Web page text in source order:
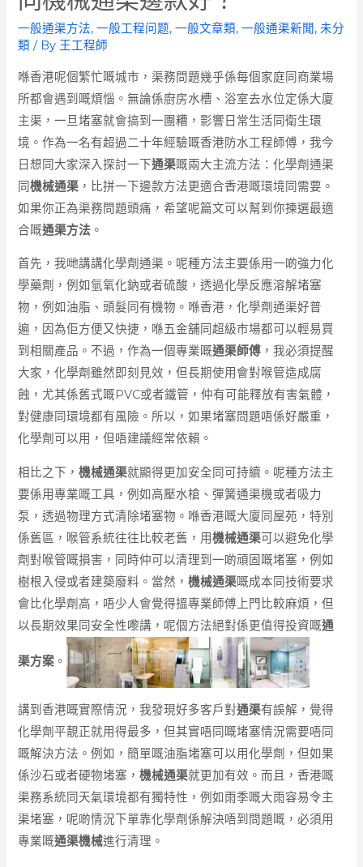
一般通渠方法,一般工程问题,一般文章類,一般通渠新聞,未分
類 / By 王工程師
喺香港呢個繁忙嘅城市，渠務問題幾乎係每個家庭同商業場
所都會遇到嘅煩惱。無論係廚房水槽、浴室去水位定係大廈
主渠，一旦堵塞就會搞到一團糟，影響日常生活同衛生環
境。作為一名有超過二十年經驗嘅香港防水工程師傅，我今
日想同大家深入探討一下通渠嘅兩大主流方法：化學劑通渠
同機械通渠 ，比拼一下邊款方法更適合香港嘅環境同需要。
如果你正為渠務問題頭痛，希望呢篇文可以幫到你揀選最適
合嘅通渠方法 。
首先，我哋講講化學劑通渠。呢種方法主要係用一啲強力化
學藥劑，例如氫氧化鈉或者硫酸，透過化學反應溶解堵塞
物，例如油脂、頭髮同有機物。喺香港，化學劑通渠好普
遍，因為佢方便又快捷，喺五金舖同超級市場都可以輕易買
到相關產品。不過，作為一個專業嘅通渠師傅 ，我必須提醒
大家，化學劑雖然即刻見效，但長期使用會對喉管造成腐
蝕，尤其係舊式嘅PVC或者鐵管，仲有可能釋放有害氣體，
對健康同環境都有風險。所以，如果堵塞問題唔係好嚴重，
化學劑可以用，但唔建議經常依賴。
相比之下，機械通渠就顯得更加安全同可持續。呢種方法主
要係用專業嘅工具，例如高壓水槍、彈簧通渠機或者吸力
泵，透過物理方式清除堵塞物。喺香港嘅大廈同屋苑，特別
係舊區，喉管系統往往比較老舊，用機械通渠可以避免化學
劑對喉管嘅損害，同時仲可以清理到一啲頑固嘅堵塞，例如
樹根入侵或者建築廢料。當然，機械通渠嘅成本同技術要求
會比化學劑高，唔少人會覺得搵專業師傅上門比較麻煩，但
以長期效果同安全性嚟講，呢個方法絕對係更值得投資嘅通
渠方案 。
講到香港嘅實際情況，我發現好多客戶對通渠有誤解，覺得
化學劑平靚正就用得最多，但其實唔同嘅堵塞情況需要唔同
嘅解決方法。例如，簡單嘅油脂堵塞可以用化學劑，但如果
係沙石或者硬物堵塞，機械通渠就更加有效。而且，香港嘅
渠務系統同天氣環境都有獨特性，例如雨季嘅大雨容易令主
渠堵塞，呢啲情況下單靠化學劑係解決唔到問題嘅，必須用
專業嘅通渠機械進行清理。